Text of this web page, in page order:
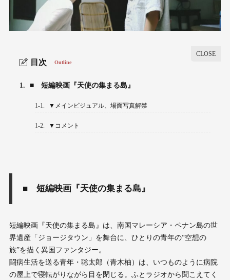
目次 Outline
1. ■ 短編映画『天使の集まる島』
1-1. ▼メインビジュアル、場面写真解禁
1-2. ▼コメント
■ 短編映画『天使の集まる島』
短編映画『天使の集まる島』は、南国マレーシア・ペナン島の世
界遺産「ジョージタウン」を舞台に、ひとりの青年の“空想の
旅”を描く異国ファンタジー。
闘病生活を送る青年・聡太郎（青木柚）は、いつものように病院
の屋上で寝転がりながら目を閉じる。ふとラジオから聞こえてく